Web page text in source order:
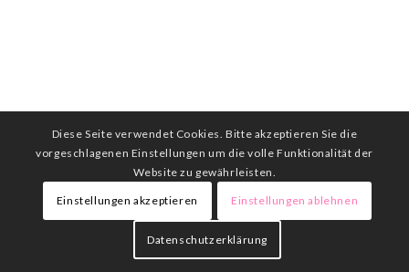
Diese Seite verwendet Cookies. Bitte akzeptieren Sie die
vorgeschlagenen Einstellungen um die volle Funktionalität der
Website zu gewährleisten.
Einstellungen akzeptieren Einstellungen ablehnen
Datenschutzerklärung